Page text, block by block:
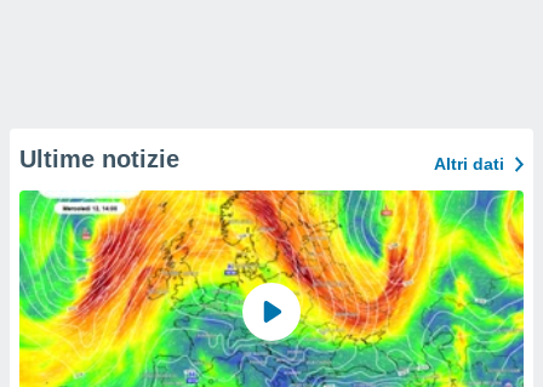
Ultime notizie Altri dati